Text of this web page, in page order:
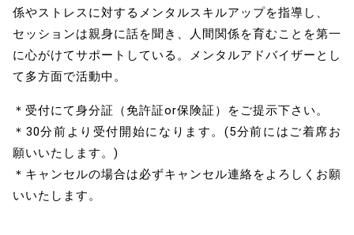
係やストレスに対するメンタルスキルアップを指導し、
セッションは親身に話を聞き、人間関係を育むことを第一
に心がけてサポートしている。メンタルアドバイザーとし
て多方面で活動中。
＊受付にて身分証（免許証or保険証）をご提示下さい。
＊30分前より受付開始になります。(5分前にはご着席お
願いいたします。)
＊キャンセルの場合は必ずキャンセル連絡をよろしくお願
いいたします。